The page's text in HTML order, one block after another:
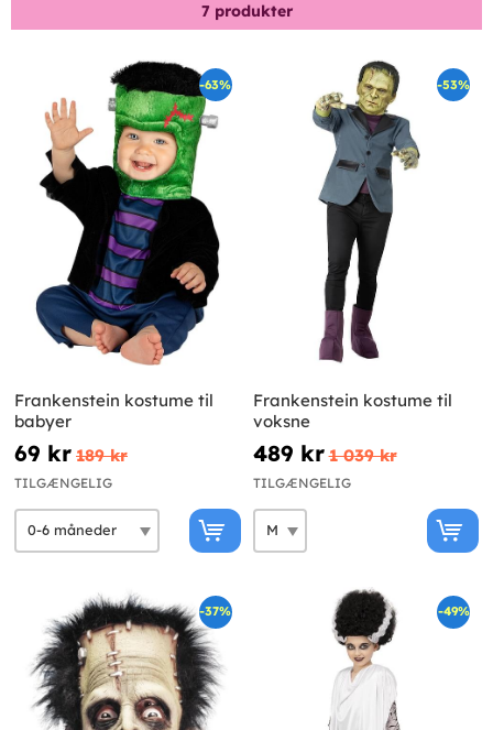
7 produkter
-63%
Frankenstein kostume til
babyer
69 kr 189 kr
TILGÆNGELIG
-53%
Frankenstein kostume til
voksne
489 kr 1 039 kr
TILGÆNGELIG
-37% -49%